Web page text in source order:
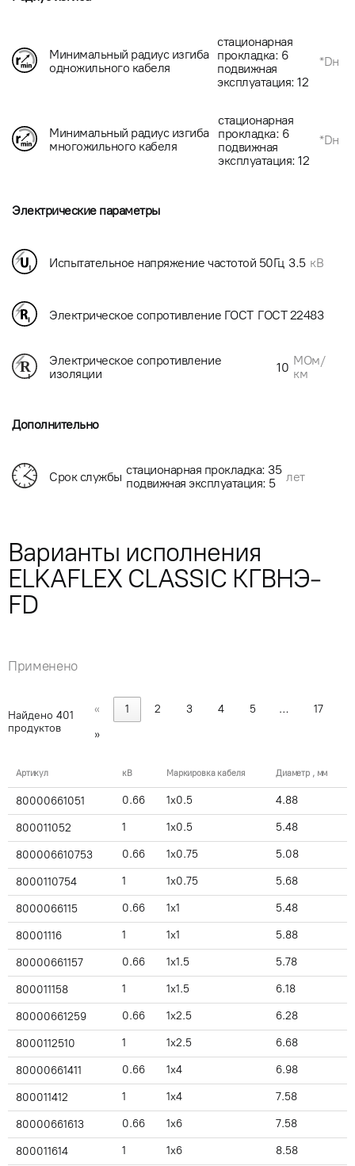
Минимальный радиус изгиба
одножильного кабеля
стационарная
прокладка: 6
подвижная
эксплуатация: 12
*Dн
Минимальный радиус изгиба
многожильного кабеля
стационарная
прокладка: 6
подвижная
эксплуатация: 12
*Dн
Электрические параметры
Испытательное напряжение частотой 50Гц 3.5 кВ
Электрическое сопротивление ГОСТ ГОСТ 22483
Электрическое сопротивление
изоляции
10 МОм/
км
Дополнительно
Срок службы стационарная прокладка: 35
подвижная эксплуатация: 5
лет
Варианты исполнения
ELKAFLEX CLASSIC КГВНЭ-
FD
Применено
Найдено 401
продуктов
« 1 2 3 4 5 …
17
»
Артикул кВ Маркировка кабеля Диаметр , мм
80000661051 0.66 1x0.5 4.88
800011052 1 1x0.5 5.48
800006610753 0.66 1x0.75 5.08
8000110754 1 1x0.75 5.68
8000066115 0.66 1x1 5.48
80001116 1 1x1 5.88
80000661157 0.66 1x1.5 5.78
800011158 1 1x1.5 6.18
80000661259 0.66 1x2.5 6.28
8000112510 1 1x2.5 6.68
80000661411 0.66 1x4 6.98
800011412 1 1x4 7.58
80000661613 0.66 1x6 7.58
800011614 1 1x6 8.58